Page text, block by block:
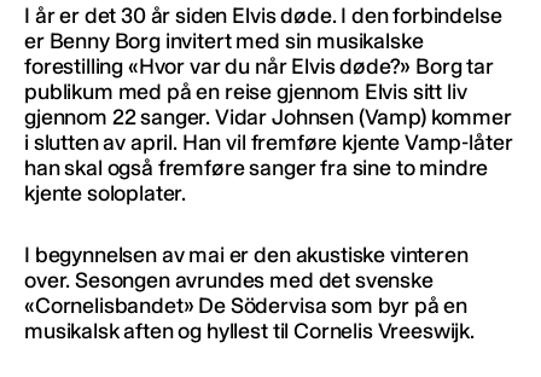
I år er det 30 år siden Elvis døde. I den forbindelse
er Benny Borg invitert med sin musikalske
forestilling «Hvor var du når Elvis døde?» Borg tar
publikum med på en reise gjennom Elvis sitt liv
gjennom 22 sanger. Vidar Johnsen (Vamp) kommer
i slutten av april. Han vil fremføre kjente Vamp-låter
han skal også fremføre sanger fra sine to mindre
kjente soloplater.
I begynnelsen av mai er den akustiske vinteren
over. Sesongen avrundes med det svenske
«Cornelisbandet» De Södervisa som byr på en
musikalsk aften og hyllest til Cornelis Vreeswijk.